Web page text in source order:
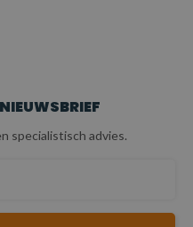
specialistisch advies.